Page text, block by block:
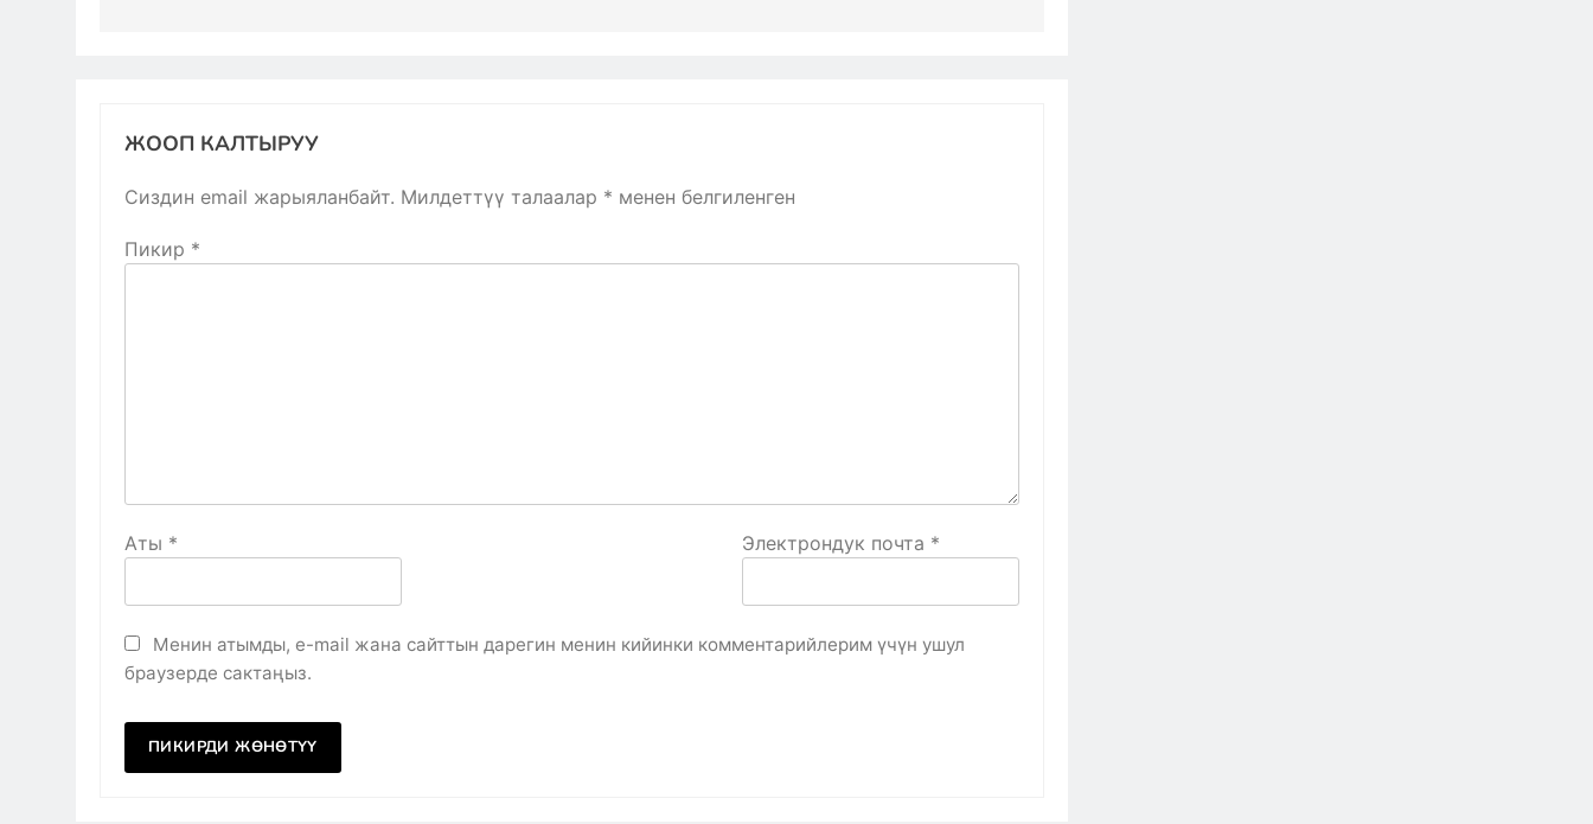
ЖООП КАЛТЫРУУ
Сиздин email жарыяланбайт. Милдеттүү талаалар * менен белгиленген
Пикир *
Аты * Электрондук почта *
Менин атымды, e-mail жана сайттын дарегин менин кийинки комментарийлерим үчүн ушул
браузерде сактаңыз.